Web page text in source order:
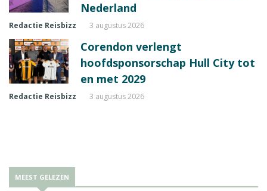
Nederland
Redactie Reisbizz 3 augustus 2026
Corendon verlengt
hoofdsponsorschap Hull City tot
en met 2029
Redactie Reisbizz 3 augustus 2026
MEEST GELEZEN